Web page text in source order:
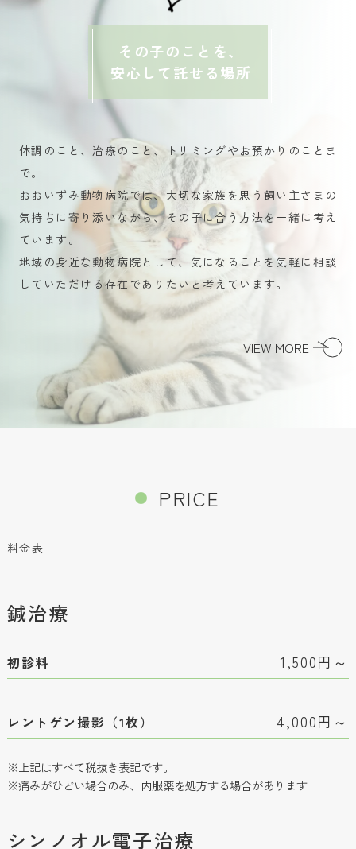
その子のことを、
安心して託せる場所
体調のこと、治療のこと、トリミングやお預かりのことま
で。
おおいずみ動物病院では、大切な家族を思う飼い主さまの
気持ちに寄り添いながら、その子に合う方法を一緒に考え
ています。
地域の身近な動物病院として、気になることを気軽に相談
していただける存在でありたいと考えています。
VIEW MORE
PRICE
料金表
鍼治療
初診料 1,500円～
レントゲン撮影（1枚） 4,000円～
※上記はすべて税抜き表記です。
※痛みがひどい場合のみ、内服薬を処方する場合があります
シンノオル電子治療